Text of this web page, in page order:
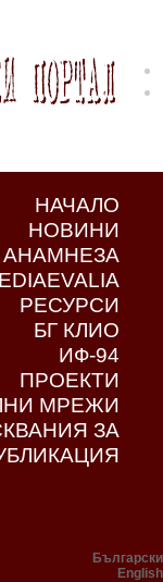
НАЧАЛО
НОВИНИ
АНАМНЕЗА
РЕСУРСИ
БГ КЛИО
ИФ-94
ПРОЕКТИ
МРЕЖИ
ЗА
Български
English